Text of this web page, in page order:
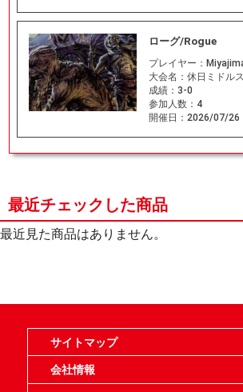
ローグ/Rogue
プレイヤー：
大会名： 休日ミドル
成績： 3-0
参加人数： 4
開催日： 2026/07/26
最近チェックした商品
最近見た商品はありません。
サイトマップ
オンラインショップ
買取
記事
選手一覧
デッキ検索
デッキ構築
イベント・大会
店舗のご案内
お問い合わせ
ヘルプ
FAQ
会社情報